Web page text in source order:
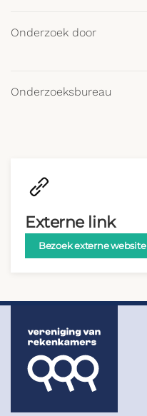
Onderzoek door
Onderzoeksbureau
Externe link
Bezoek externe website